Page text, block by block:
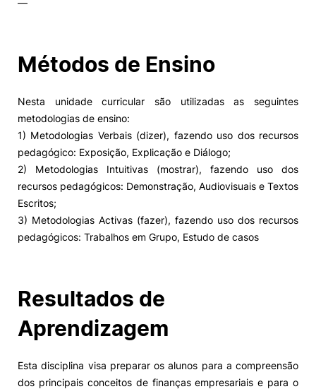
Projetos PRR
Magazine
Eventos
—
Métodos de Ensino
Nesta unidade curricular são utilizadas as seguintes
metodologias de ensino:
1) Metodologias Verbais (dizer), fazendo uso dos recursos
pedagógico: Exposição, Explicação e Diálogo;
2) Metodologias Intuitivas (mostrar), fazendo uso dos
recursos pedagógicos: Demonstração, Audiovisuais e Textos
Escritos;
3) Metodologias Activas (fazer), fazendo uso dos recursos
pedagógicos: Trabalhos em Grupo, Estudo de casos
Resultados de
Aprendizagem
Esta disciplina visa preparar os alunos para a compreensão
dos principais conceitos de finanças empresariais e para o